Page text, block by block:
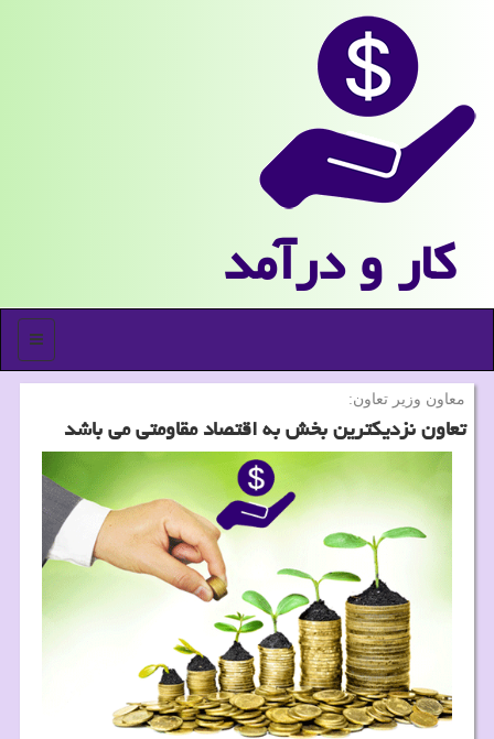
كار و درآمد
منو
معاون وزیر تعاون:
تعاون نزدیكترین بخش به اقتصاد مقاومتی می باشد